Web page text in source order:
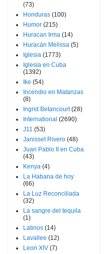
(73)
Honduras (100)
Humor (215)
Huracan Irma (14)
Huracán Melissa (5)
Iglesia (1773)
Iglesia en Cuba
(1392)
Ike (54)
Incendio en Matanzas
(8)
Ingrid Betancourt (28)
International (2690)
J11 (53)
Janisset Rivero (48)
Juan Pablo II en Cuba
(43)
Kenya (4)
La Habana de hoy
(66)
La Luz Reconciliada
(32)
La sangre del tequila
(1)
Latinos (14)
Lavallee (12)
Leon XIV (7)